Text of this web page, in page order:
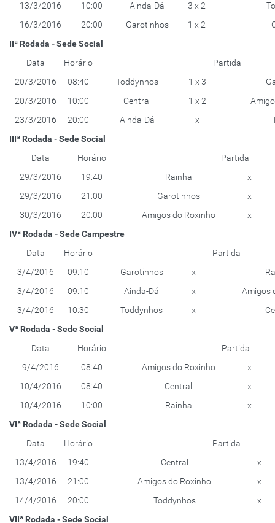
13/3/2016
10:00 Ainda-Dá 3 x 2
16/3/2016
20:00 Garotinhos 1 x 2
IIª Rodada - Sede Social
Data
Horário
Partida
20/3/2016
08:40 Toddynhos 1 x 3
20/3/2016
10:00 Central 1 x 2
23/3/2016
20:00 Ainda-Dá x
IIIª Rodada - Sede Social
Data
Horário
Partida
29/3/2016
19:40 Rainha
x
29/3/2016
21:00 Garotinhos
x
30/3/2016
20:00 Amigos do Roxinho
x
IVª Rodada - Sede Campestre
Data
Horário
Partida
3/4/2016
09:10 Garotinhos x
3/4/2016
09:10 Ainda-Dá x
Amigos
3/4/2016
10:30 Toddynhos x
Vª Rodada - Sede Social
Data
Horário
Partida
9/4/2016
08:40 Amigos do Roxinho
x
10/4/2016
08:40 Central
x
10/4/2016
10:00 Rainha
x
VIª Rodada - Sede Social
Data
Horário
Partida
13/4/2016
19:40 Central
x
13/4/2016
21:00 Amigos do Roxinho
x
14/4/2016
20:00 Toddynhos
x
VIIª Rodada - Sede Social